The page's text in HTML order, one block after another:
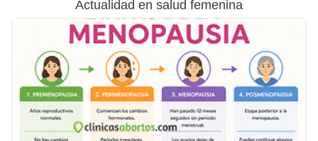
Actualidad en salud femenina